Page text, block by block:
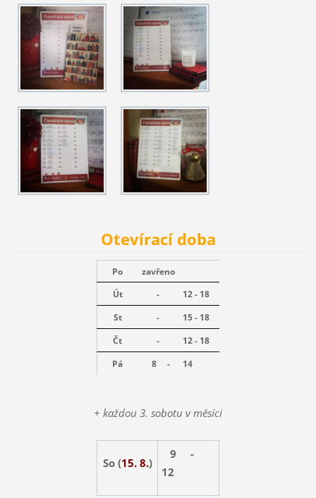
Otevírací doba
Po
zavřeno
Út
-
12 - 18
St
-
15 - 18
Čt
-
12 - 18
Pá
8 - 14
+ každou 3. sobotu v měsíci
So (15. 8.)
9 -
12